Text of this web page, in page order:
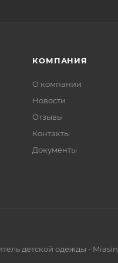
КОМПАНИЯ
О компании
Новости
Отзывы
Контакты
Документы
детской одежды - Miasin